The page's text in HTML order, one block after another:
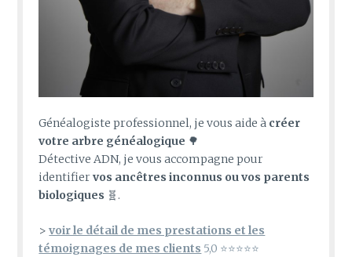
Généalogiste professionnel, je vous aide à créer
votre arbre généalogique 🌳
Détective ADN, je vous accompagne pour
identifiervos ancêtres inconnus ou vos parents
biologiques 🧬.
>voir le détail de mes prestations et les
témoignages de mes clients 5,0 ⭐⭐⭐⭐⭐